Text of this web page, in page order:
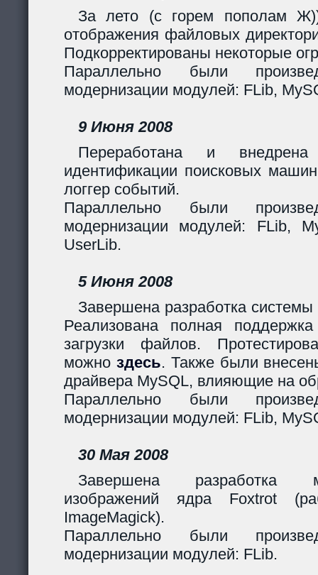
За лето (с горем пополам
отображения файловых
Подкорректированы некоторые
Параллельно были
модернизации модулей: FLib,
9 Июня 2008
Переработана и
идентификации поисковых
логгер событий.
Параллельно были
модернизации модулей: FLib,
UserLib.
5 Июня 2008
Завершена разработка
Реализована полная
загрузки файлов.
можно здесь. Также были
драйвера MySQL, влияющие на
Параллельно были
модернизации модулей: FLib,
30 Мая 2008
Завершена разработка
изображений ядра Foxtrot
ImageMagick).
Параллельно были
модернизации модулей: FLib.